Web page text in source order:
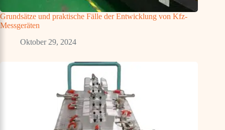
Grundsätze und praktische Fälle der Entwicklung von Kfz-
Messgeräten
Oktober 29, 2024